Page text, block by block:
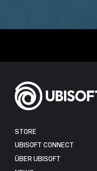
STORE
UBISOFT CONNECT
ÜBER UBISOFT